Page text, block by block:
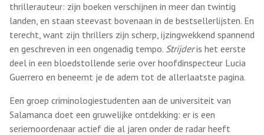
thrillerauteur: zijn boeken verschijnen in meer dan twintig
landen, en staan steevast bovenaan in de bestsellerlijsten. En
terecht, want zijn thrillers zijn scherp, ijzingwekkend spannend
en geschreven in een ongenadig tempo. Strijderis het eerste
deel in een bloedstollende serie over hoofdinspecteur Lucia
Guerrero en beneemt je de adem tot de allerlaatste pagina.
Een groep criminologiestudenten aan de universiteit van
Salamanca doet een gruwelijke ontdekking: er is een
seriemoordenaar actief die al jaren onder de radar heeft